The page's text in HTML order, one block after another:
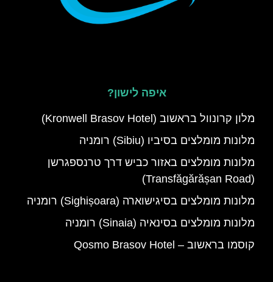
איפה לישון?
מלון קרונוול בראשוב (Kronwell Brasov Hotel)
מלונות מומלצים בסיביו (Sibiu) רומניה
מלונות מומלצים באזור כביש דרך טרנספגרשן
(Transfăgărășan Road)
מלונות מומלצים בסיגישוארה (Sighișoara) רומניה
מלונות מומלצים בסינאיה (Sinaia) רומניה
קוסמו בראשוב – Qosmo Brasov Hotel